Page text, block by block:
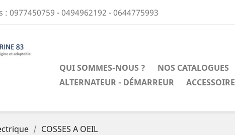
: 0977450759 - 0494962192 - 0644775993
QUI SOMMES-NOUS ? NOS CATALOGUES
ALTERNATEUR - DÉMARREUR
ACCESSOIRE
COSSES A OEIL